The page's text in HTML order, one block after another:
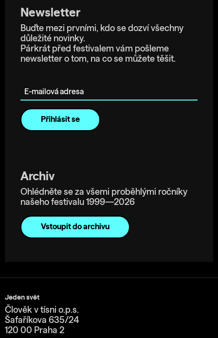
Newsletter
Buďte mezi prvními, kdo se dozví všechny
důležité novinky.
Párkrát před festivalem vám pošleme
newsletter o tom, na co se můžete těšit.
Archiv
Ohlédněte se za všemi proběhlými ročníky
našeho festivalu 1999—2026
Vstoupit do archivu
Jeden svět
Člověk v tísni o.p.s.
Šafaříkova 635/24
120 00 Praha 2